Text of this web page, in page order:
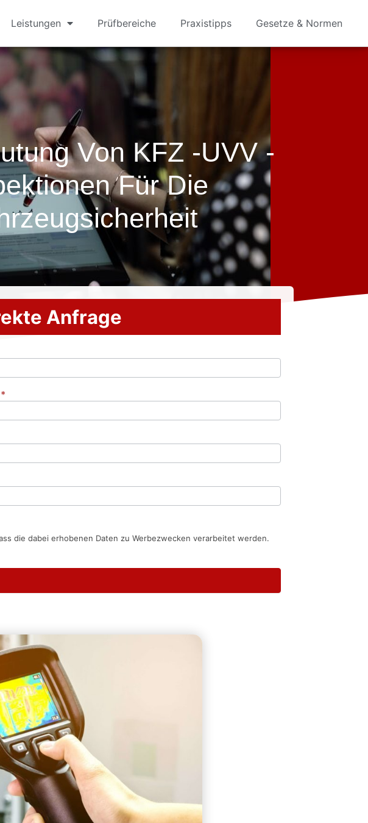
Leistungen Prüfbereiche Praxistipps Gesetze & Normen
Von KFZ -UVV -
Für Die
Anfrage
*
die dabei erhobenen Daten zu Werbezwecken verarbeitet werden.